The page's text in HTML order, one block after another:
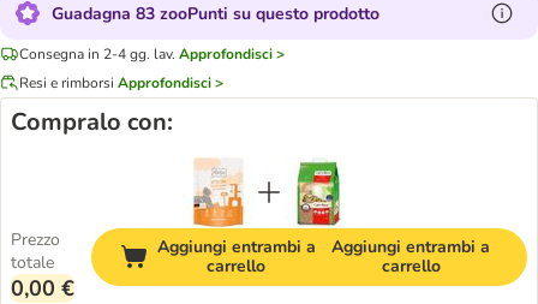
Guadagna 83 zooPunti su questo prodotto
Consegna in 2-4 gg. lav. Approfondisci >
Resi e rimborsi Approfondisci >
Compralo con:
Prezzo
totale
0,00 €
Aggiungi entrambi a
carrello
Aggiungi entrambi a
carrello